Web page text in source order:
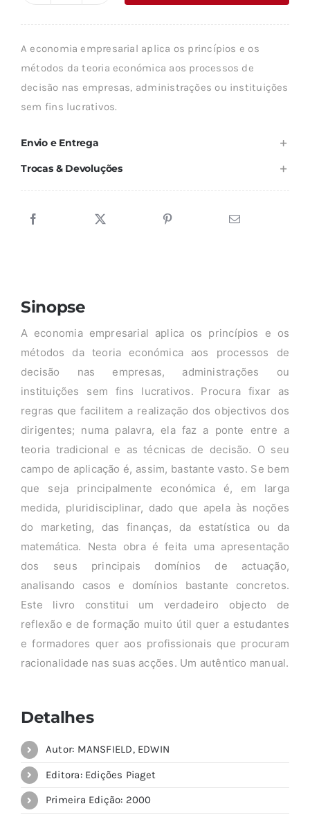
era:
é:
EMPRESARIAL
A economia empresarial aplica os princípios e os
métodos da teoria económica aos processos de
decisão nas empresas, administrações ou instituições
sem fins lucrativos.
Envio e Entrega
Trocas & Devoluções
Sinopse
A economia empresarial aplica os princípios e os
métodos da teoria económica aos processos de
decisão nas empresas, administrações ou
instituições sem fins lucrativos. Procura fixar as
regras que facilitem a realização dos objectivos dos
dirigentes; numa palavra, ela faz a ponte entre a
teoria tradicional e as técnicas de decisão. O seu
campo de aplicação é, assim, bastante vasto. Se bem
que seja principalmente económica é, em larga
medida, pluridisciplinar, dado que apela às noções
do marketing, das finanças, da estatística ou da
matemática. Nesta obra é feita uma apresentação
dos seus principais domínios de actuação,
analisando casos e domínios bastante concretos.
Este livro constitui um verdadeiro objecto de
reflexão e de formação muito útil quer a estudantes
e formadores quer aos profissionais que procuram
racionalidade nas suas acções. Um autêntico manual.
Detalhes
Autor: MANSFIELD, EDWIN
Editora: Edições Piaget
Primeira Edição: 2000